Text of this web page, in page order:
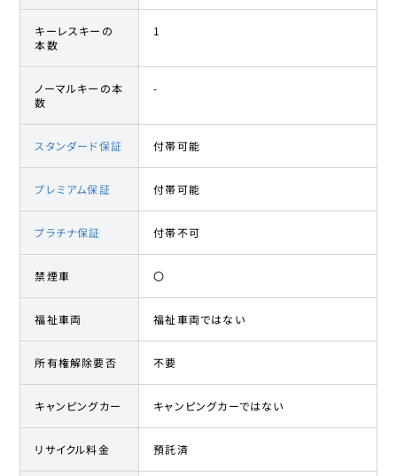
キーレスキーの
本数
1
ノーマルキーの本
数
-
スタンダード保証 付帯可能
プレミアム保証 付帯可能
プラチナ保証 付帯不可
禁煙車 〇
福祉車両 福祉車両ではない
所有権解除要否 不要
キャンピングカー キャンピングカーではない
リサイクル料金 預託済